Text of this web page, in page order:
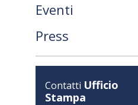
Eventi
Press
Contatti Ufficio
Stampa